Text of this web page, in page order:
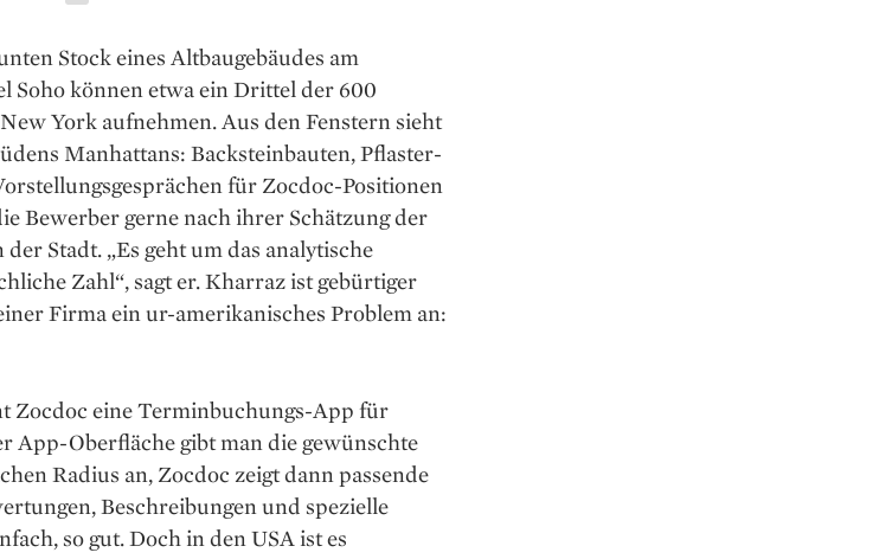
Stock eines Altbaugebäudes am
Soho können etwa ein Drittel der 600
York aufnehmen. Aus den Fenstern sieht
Manhattans: Backsteinbauten, Pflaster­
für Zocdoc-Posi­tionen
Bewerber gerne nach ihrer Schätzung der
Stadt. „Es geht um das analytische
Zahl“, sagt er. Kharraz ist gebürtiger
Firma ein ur-amerikanisches Problem an:
Zocdoc eine Terminbuchungs-App für
App-Oberfläche gibt man die gewünschte
Radius an, Zocdoc zeigt dann passende
Beschreibungen und spezielle
so gut. Doch in den USA ist es